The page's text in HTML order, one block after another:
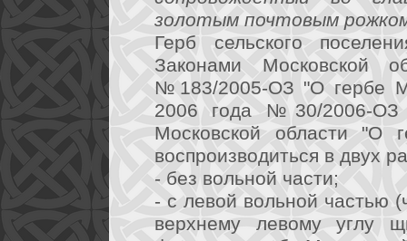
золотым почтовым
Герб сельского
Законами Московской
№183/2005-ОЗ "О гербе
2006 года №30/2006-ОЗ
Московской области "О
воспроизводиться в двух
- без вольной части;
- с левой вольной частью
верхнему левому углу